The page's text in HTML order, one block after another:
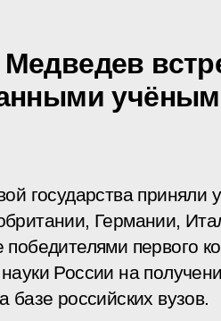
государства
Германии,
первого
России на
базе российских вузов.